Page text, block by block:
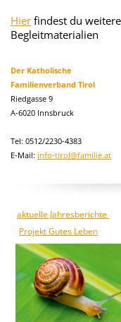
Hier findest du
Begleitmaterialien
Der Katholische
Familienverband Tirol
Riedgasse 9
A-6020 Innsbruck
Tel: 0512/2230-4383
E-Mail: info-tirol@familie.at
aktuelle Jahresberichte
Projekt Gutes Leben